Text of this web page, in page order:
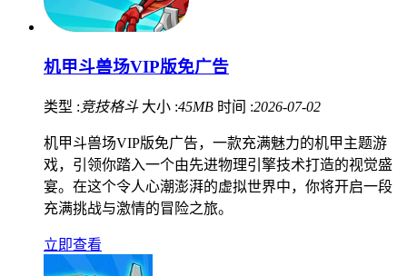
机甲斗兽场VIP版免广告
类型 : 竞技格斗 大小 :45MB 时间 :2026-07-02
机甲斗兽场VIP版免广告，一款充满魅力的机甲主题游
戏，引领你踏入一个由先进物理引擎技术打造的视觉盛
宴。在这个令人心潮澎湃的虚拟世界中，你将开启一段
充满挑战与激情的冒险之旅。
立即查看